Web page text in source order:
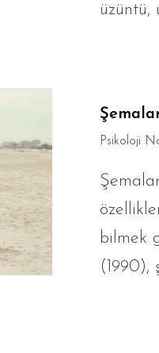
üzüntü,
Psikoloji
bilmek
(1990),